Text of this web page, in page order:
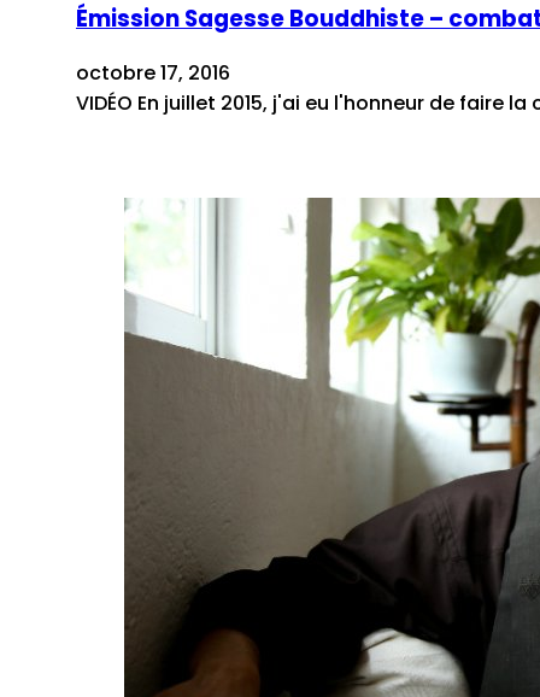
Émission Sagesse Bouddhiste –
octobre 17, 2016
VIDÉO En juillet 2015, j'ai eu l'honneur de faire